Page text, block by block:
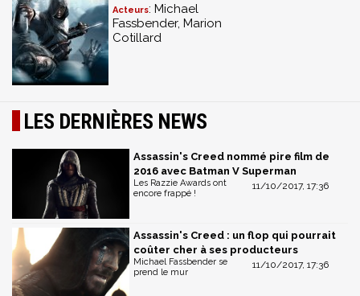
Acteurs: Michael
Fassbender, Marion
Cotillard
LES DERNIÈRES NEWS
Assassin's Creed nommé pire film de
2016 avec Batman V Superman
11/10/2017, 17:36
Les Razzie Awards ont
encore frappé !
Assassin's Creed : un flop qui pourrait
coûter cher à ses producteurs
11/10/2017, 17:36
Michael Fassbender se
prend le mur